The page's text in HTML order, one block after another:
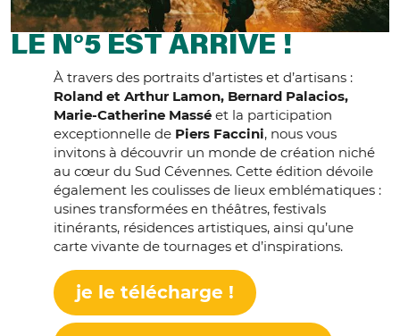
LE N°5 EST ARRIVÉ !
À travers des portraits d’artistes et d’artisans :
Roland et Arthur Lamon, Bernard Palacios,
Marie-Catherine Massé et la participation
exceptionnelle de Piers Faccini, nous vous
invitons à découvrir un monde de création niché
au cœur du Sud Cévennes. Cette édition dévoile
également les coulisses de lieux emblématiques :
usines transformées en théâtres, festivals
itinérants, résidences artistiques, ainsi qu’une
carte vivante de tournages et d’inspirations.
je le télécharge !